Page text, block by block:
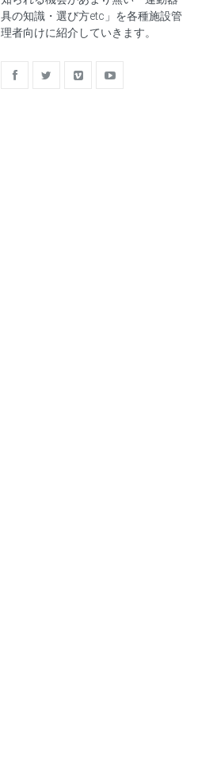
具の知識・選び方etc」を各種施設管
理者向けに紹介していきます。